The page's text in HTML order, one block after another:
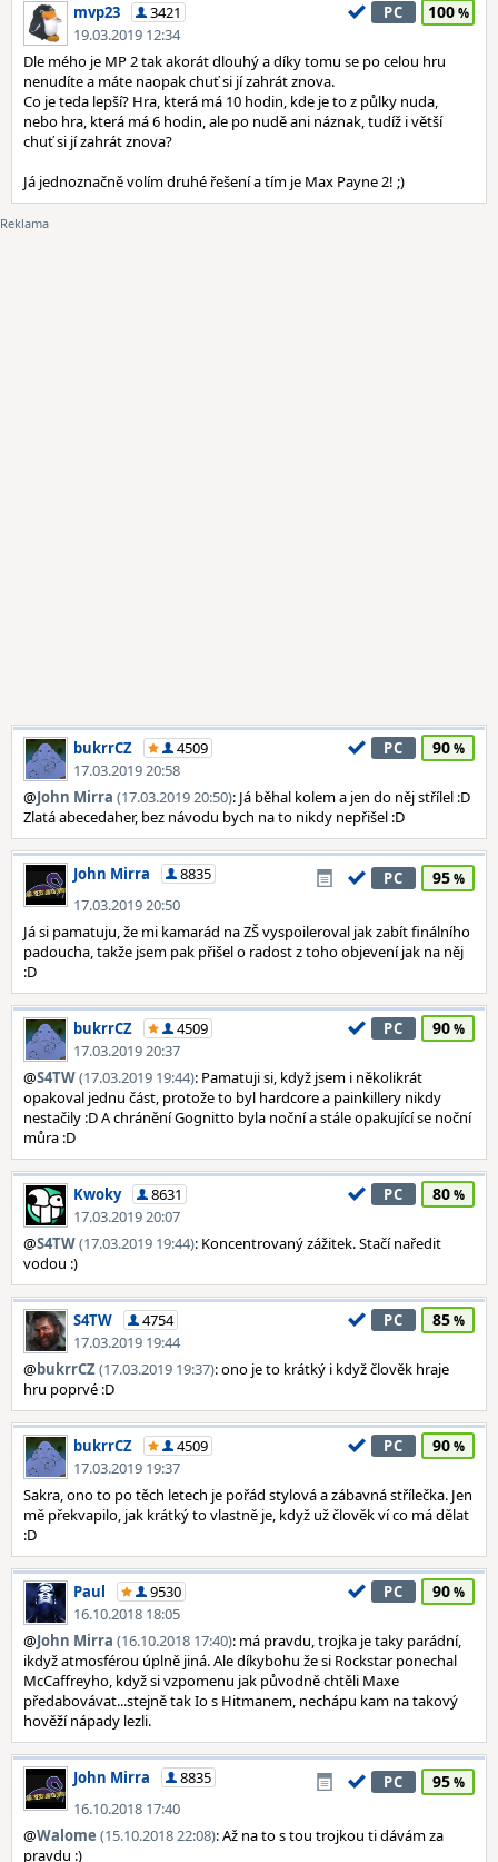
mvp23
3421
19.03.2019 12:34
PC 100
Dle mého je MP 2 tak akorát dlouhý a díky tomu se po celou hru
nenudíte a máte naopak chuť si jí zahrát znova.
Co je teda lepší? Hra, která má 10 hodin, kde je to z půlky nuda,
nebo hra, která má 6 hodin, ale po nudě ani náznak, tudíž i větší
chuť si jí zahrát znova?
Já jednoznačně volím druhé řešení a tím je Max Payne 2! ;)
bukrrCZ
4509
17.03.2019 20:58
PC 90
@John Mirra (17.03.2019 20:50): Já běhal kolem a jen do něj střílel :D
Zlatá abecedaher, bez návodu bych na to nikdy nepřišel :D
John Mirra
8835
17.03.2019 20:50
PC 95
Já si pamatuju, že mi kamarád na ZŠ vyspoileroval jak zabít finálního
padoucha, takže jsem pak přišel o radost z toho objevení jak na něj
:D
bukrrCZ
4509
17.03.2019 20:37
PC 90
@S4TW(17.03.2019 19:44): Pamatuji si, když jsem i několikrát
opakoval jednu část, protože to byl hardcore a painkillery nikdy
nestačily :D A chránění Gognitto byla noční a stále opakující se noční
můra :D
Kwoky
8631
17.03.2019 20:07
PC 80
@S4TW(17.03.2019 19:44): Koncentrovaný zážitek. Stačí naředit
vodou :)
S4TW
4754
17.03.2019 19:44
PC 85
@bukrrCZ(17.03.2019 19:37): ono je to krátký i když člověk hraje
hru poprvé :D
bukrrCZ
4509
17.03.2019 19:37
PC 90
Sakra, ono to po těch letech je pořád stylová a zábavná střílečka. Jen
mě překvapilo, jak krátký to vlastně je, když už člověk ví co má dělat
:D
Paul
9530
16.10.2018 18:05
PC 90
@John Mirra (16.10.2018 17:40): má pravdu, trojka je taky parádní,
ikdyž atmosférou úplně jiná. Ale díkybohu že si Rockstar ponechal
McCaffreyho, když si vzpomenu jak původně chtěli Maxe
předabovávat...stejně tak Io s Hitmanem, nechápu kam na takový
hověží nápady lezli.
John Mirra
8835
16.10.2018 17:40
PC 95
@Walome (15.10.2018 22:08): Až na to s tou trojkou ti dávám za
pravdu :)